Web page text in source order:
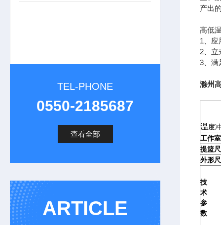
TEL-PHONE
0550-2185687
查看全部
ARTICLE
产出
高低
1、应
2、立
3、满
滁州
温度
工作
提篮
外形
技
术
参
数